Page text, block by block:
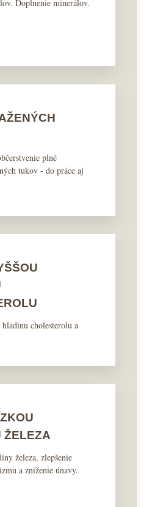
Doplnenie minerálov.
plné
tukov - do práce aj
cholesterolu a
ŽELEZA
železa, zlepšenie
a zníženie únavy.